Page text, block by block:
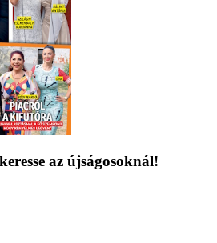
az újságosoknál!